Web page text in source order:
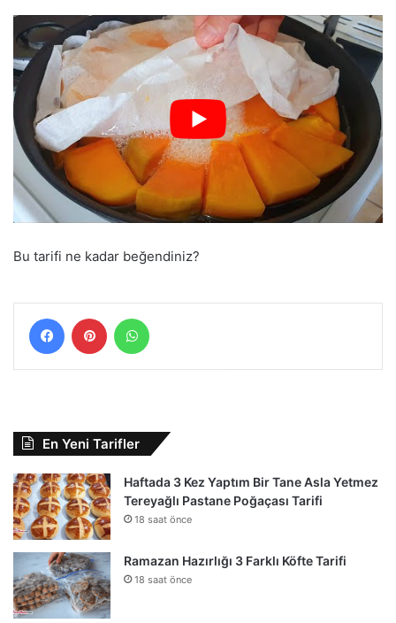
Bu tarifi ne kadar beğendiniz?
FacebookPinterest
En Yeni Tarifler
Haftada 3 Kez Yaptım Bir Tane Asla Yetmez
Tereyağlı Pastane Poğaçası Tarifi
18 saat önce
Ramazan Hazırlığı 3 Farklı Köfte Tarifi
18 saat önce